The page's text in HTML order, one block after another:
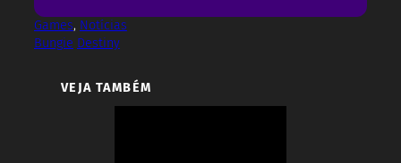
Games, Notícias
Bungie Destiny
VEJA TAMBÉM